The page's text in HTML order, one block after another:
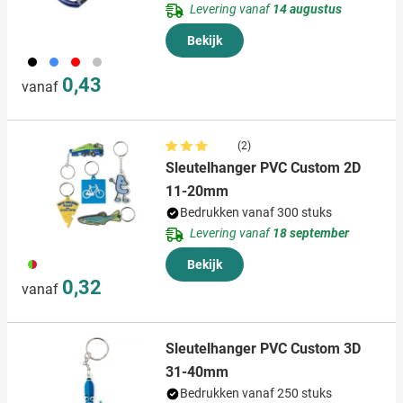
informatie die u aan ze heeft verstrekt of die ze hebben
verzameld op basis van uw gebruik van hun services.
001 005 008 032
vanaf 0,43
Levering vanaf14 augustus
Bekijk
009
vanaf 0,32
(2)
Sleutelhanger PVC Custom 2D
11-20mm
Bedrukken vanaf 300 stuks
Levering vanaf18 september
Bekijk
Sleutelhanger PVC Custom 3D
31-40mm
Bedrukken vanaf 250 stuks